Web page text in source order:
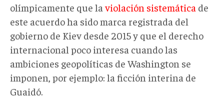
olímpicamente que laviolación sistemática de
este acuerdo ha sido marca registrada del
gobierno de Kiev desde 2015 y que el derecho
internacional poco interesa cuando las
ambiciones geopolíticas de Washington se
imponen, por ejemplo: la ficción interina de
Guaidó.